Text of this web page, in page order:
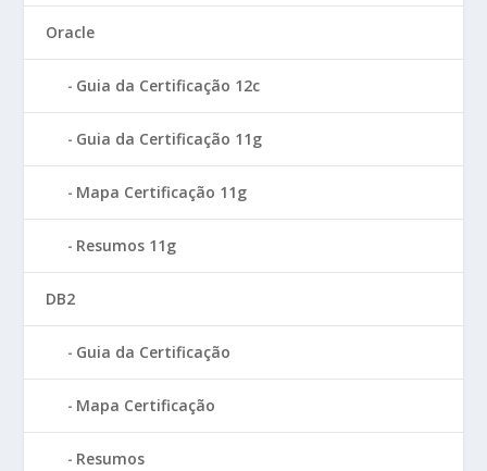
Oracle
Guia da Certificação 12c
Guia da Certificação 11g
Mapa Certificação 11g
Resumos 11g
DB2
Guia da Certificação
Mapa Certificação
Resumos